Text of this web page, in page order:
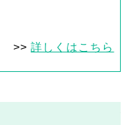
>>詳しくはこちら